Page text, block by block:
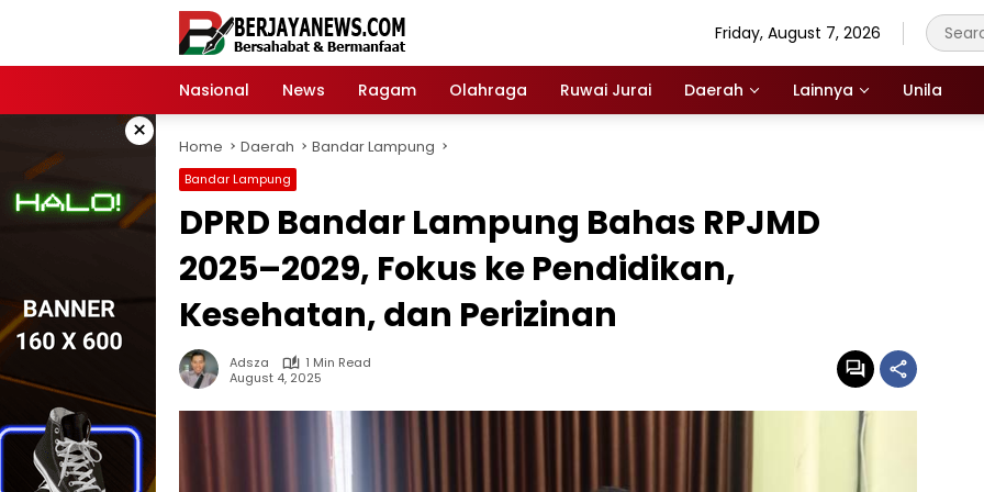
Friday, August 7, 2026
Nasional News Ragam Olahraga Ruwai Jurai Daerah Lainnya Unila
× Home Daerah Bandar Lampung
Bandar Lampung
DPRD Bandar Lampung Bahas RPJMD
2025–2029, Fokus ke Pendidikan,
Kesehatan, dan Perizinan
Adsza
1 Min Read
August 4, 2025